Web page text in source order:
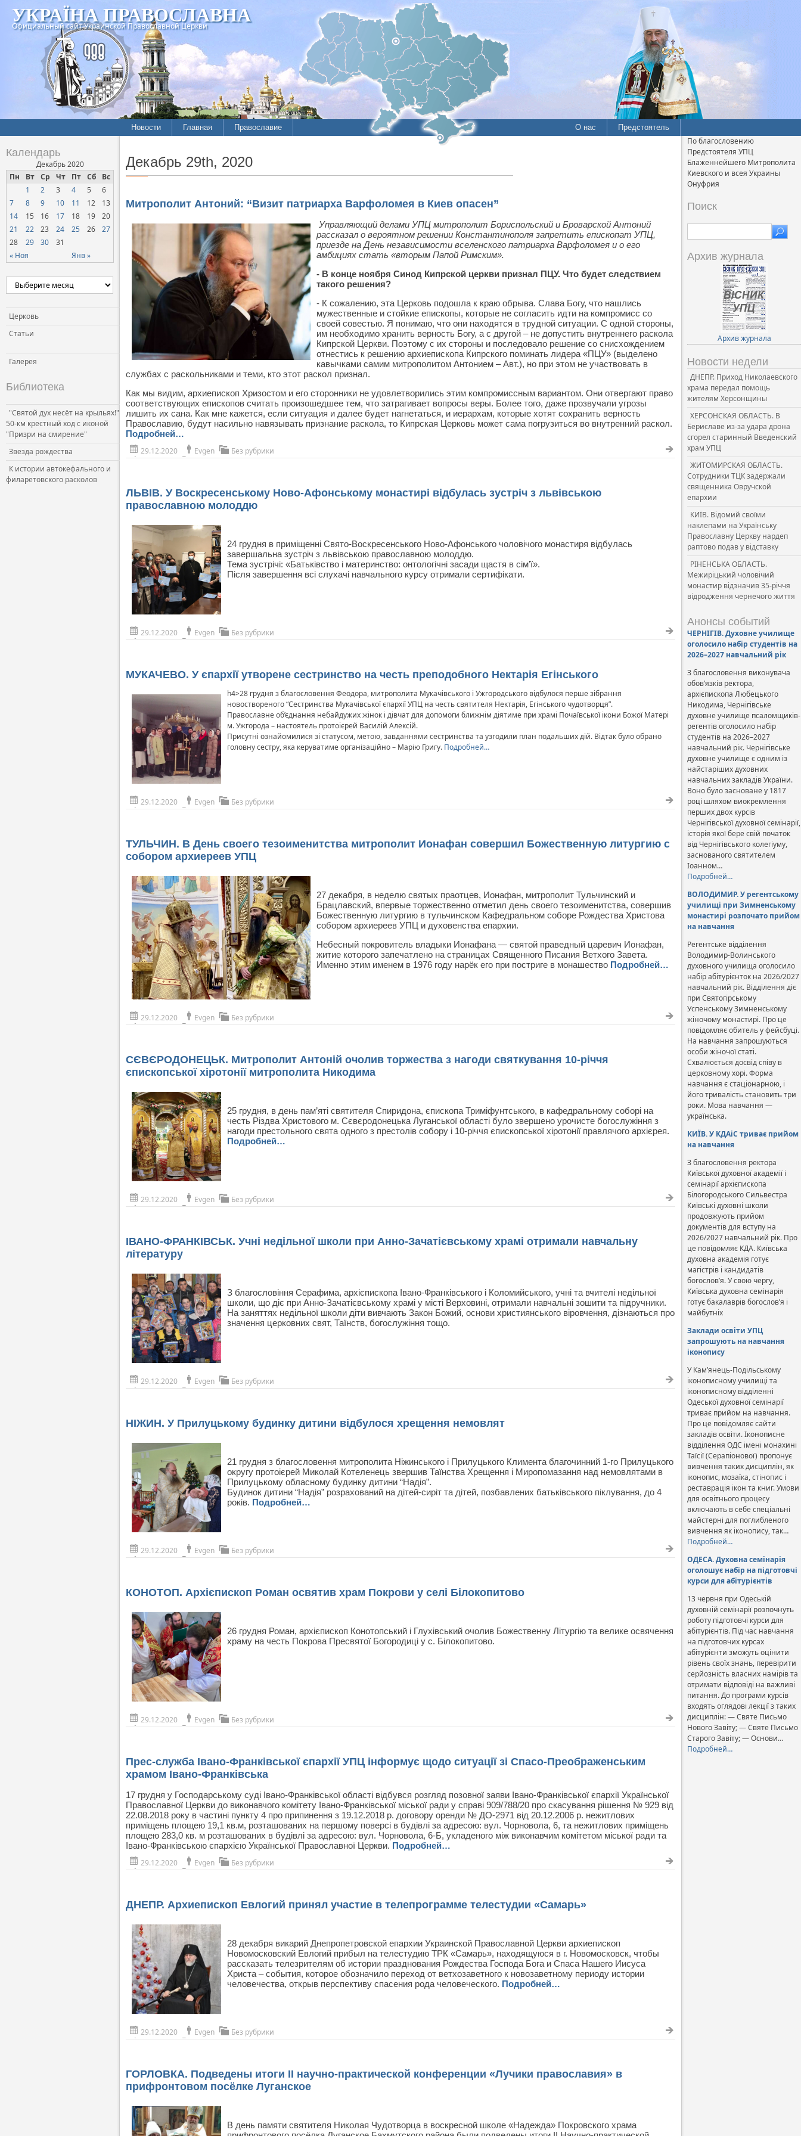
УКРАЇНА ПРАВОСЛАВНА
Официальный сайт Украинской Православной Церкви
Новости Главная Православие О нас Предстоятель
Календарь
Декабрь 2020
Пн
Вт Ср Чт Пт Сб Вс
« Ноя Янв »
1 2 3 4 5
6
7
8 9 10 11 12
13
14
15 16 17 18 19
20
21
22 23 24 25 26
27
28
29 30 31
Церковь
Статьи
Галерея
Библиотека
"Святой дух несёт на крыльях!"
50-км крестный ход с иконой
"Призри на смирение"
Звезда рождества
К истории автокефального и
филаретовского расколов
Декабрь 29th, 2020
Митрополит Антоний: “Визит патриарха Варфоломея в Киев опасен”
Управляющий делами УПЦ митрополит Бориспольский и Броварской Антоний
рассказал о вероятном решении Константинополя запретить епископат УПЦ,
приезде на День независимости вселенского патриарха Варфоломея и о его
амбициях стать «вторым Папой Римским».
- В конце ноября Синод Кипрской церкви признал ПЦУ. Что будет следствием
такого решения?
- К сожалению, эта Церковь подошла к краю обрыва. Слава Богу, что нашлись
мужественные и стойкие епископы, которые не согласить идти на компромисс со
своей совестью. Я понимаю, что они находятся в трудной ситуации. С одной стороны,
им необходимо хранить верность Богу, а с другой – не допустить внутреннего раскола
Кипрской Церкви. Поэтому с их стороны и последовало решение со снисхождением
отнестись к решению архиепископа Кипрского поминать лидера «ПЦУ» (выделено
кавычками самим митрополитом Антонием – Авт.), но при этом не участвовать в
службах с раскольниками и теми, кто этот раскол признал.
Как мы видим, архиепископ Хризостом и его сторонники не удовлетворились этим компромиссным вариантом. Они отвергают право
соответствующих епископов считать произошедшее тем, что затрагивает вопросы веры. Более того, даже прозвучали угрозы
лишить их сана. Как мне кажется, если ситуация и далее будет нагнетаться, и иерархам, которые хотят сохранить верность
Православию, будут насильно навязывать признание раскола, то Кипрская Церковь может сама погрузиться во внутренний раскол.
Подробней…
29.12.2020
Evgen Без рубрики
ЛЬВІВ. У Воскресенському Ново-Афонському монастирі відбулась зустріч з львівською
православною молоддю
24 грудня в приміщенні Свято-Воскресенського Ново-Афонського чоловічого монастиря відбулась
завершальна зустріч з львівською православною молоддю.
Тема зустрічі: «Батьківство і материнство: онтологічні засади щастя в сім’ї».
Після завершення всі слухачі навчального курсу отримали сертифікати.
29.12.2020 Evgen Без рубрики
МУКАЧЕВО. У єпархії утворене сестринство на честь преподобного Нектарія Егінського
h4>28 грудня з благословення Феодора, митрополита Мукачівського і Ужгородського відбулося перше зібрання
новоствореного “Сестринства Мукачівської єпархії УПЦ на честь святителя Нектарія, Егінського чудотворця”.
Православне об’єднання небайдужих жінок і дівчат для допомоги ближнім діятиме при храмі Почаївської ікони Божої Матері
м. Ужгорода – настоятель протоієрей Василій Алексій.
Присутні ознайомилися зі статусом, метою, завданнями сестринства та узгодили план подальших дій. Відтак було обрано
головну сестру, яка керуватиме організаційно – Марію Григу. Подробней…
29.12.2020 Evgen Без рубрики
ТУЛЬЧИН. В День своего тезоименитства митрополит Ионафан совершил Божественную литургию с
собором архиереев УПЦ
27 декабря, в неделю святых праотцев, Ионафан, митрополит Тульчинский и
Брацлавский, впервые торжественно отметил день своего тезоименитства, совершив
Божественную литургию в тульчинском Кафедральном соборе Рождества Христова
собором архиереев УПЦ и духовенства епархии.
Небесный покровитель владыки Ионафана — святой праведный царевич Ионафан,
житие которого запечатлено на страницах Священного Писания Ветхого Завета.
Именно этим именем в 1976 году нарёк его при постриге в монашество Подробней…
29.12.2020 Evgen Без рубрики
СЄВЄРОДОНЕЦЬК. Митрополит Антоній очолив торжества з нагоди святкування 10-річчя
єпископської хіротонії митрополита Никодима
25 грудня, в день пам’яті святителя Спиридона, єпископа Триміфунтського, в кафедральному соборі на
честь Різдва Христового м. Сєвєродонецька Луганської області було звершено урочисте богослужіння з
нагоди престольного свята одного з престолів собору і 10-річчя єпископської хіротонії правлячого архієрея.
Подробней…
29.12.2020 Evgen Без рубрики
ІВАНО-ФРАНКІВСЬК. Учні недільної школи при Анно-Зачатієвському храмі отримали навчальну
літературу
З благословіння Серафима, архієпископа Івано-Франківського і Коломийського, учні та вчителі недільної
школи, що діє при Анно-Зачатієвському храмі у місті Верховині, отримали навчальні зошити та підручники.
На заняттях недільної школи діти вивчають Закон Божий, основи християнського віровчення, дізнаються про
значення церковних свят, Таїнств, богослужіння тощо.
29.12.2020 Evgen Без рубрики
НІЖИН. У Прилуцькому будинку дитини відбулося хрещення немовлят
21 грудня з благословення митрополита Ніжинського і Прилуцького Климента благочинний 1-го Прилуцького
округу протоієрей Миколай Котеленець звершив Таїнства Хрещення і Миропомазання над немовлятами в
Прилуцькому обласному будинку дитини “Надія”.
Будинок дитини “Надія” розрахований на дітей-сиріт та дітей, позбавлених батьківського піклування, до 4
років. Подробней…
29.12.2020 Evgen Без рубрики
КОНОТОП. Архієпископ Роман освятив храм Покрови у селі Білокопитово
26 грудня Роман, архієпископ Конотопський і Глухівський очолив Божественну Літургію та велике освячення
храму на честь Покрова Пресвятої Богородиці у с. Білокопитово.
29.12.2020 Evgen Без рубрики
Прес-служба Івано-Франківської єпархії УПЦ інформує щодо ситуації зі Спасо-Преображенським
храмом Івано-Франківська
17 грудня у Господарському суді Івано-Франківської області відбувся розгляд позовної заяви Івано-Франківської єпархії Української
Православної Церкви до виконавчого комітету Івано-Франківської міської ради у справі 909/788/20 про скасування рішення № 929 від
22.08.2018 року в частині пункту 4 про припинення з 19.12.2018 р. договору оренди № ДО-2971 від 20.12.2006 р. нежитлових
приміщень площею 19,1 кв.м, розташованих на першому поверсі в будівлі за адресою: вул. Чорновола, 6, та нежитлових приміщень
площею 283,0 кв. м розташованих в будівлі за адресою: вул. Чорновола, 6-Б, укладеного між виконавчим комітетом міської ради та
Івано-Франківською єпархією Української Православної Церкви. Подробней…
29.12.2020
Evgen Без рубрики
ДНЕПР. Архиепископ Евлогий принял участие в телепрограмме телестудии «Самарь»
28 декабря викарий Днепропетровской епархии Украинской Православной Церкви архиепископ
Новомосковский Евлогий прибыл на телестудию ТРК «Самарь», находящуюся в г. Новомосковск, чтобы
рассказать телезрителям об истории празднования Рождества Господа Бога и Спаса Нашего Иисуса
Христа – события, которое обозначило переход от ветхозаветного к новозаветному периоду истории
человечества, открыв перспективу спасения рода человеческого. Подробней…
29.12.2020 Evgen Без рубрики
ГОРЛОВКА. Подведены итоги II научно-практической конференции «Лучики православия» в
прифронтовом посёлке Луганское
В день памяти святителя Николая Чудотворца в воскресной школе «Надежда» Покровского храма
По благословению
Предстоятеля УПЦ
Блаженнейшего Митрополита
Киевского и всея Украины
Онуфрия
Поиск
Архив журнала
Архив журнала
Новости недели
ДНЕПР. Приход Николаевского
храма передал помощь
жителям Херсонщины
ХЕРСОНСКАЯ ОБЛАСТЬ. В
Бериславе из-за удара дрона
сгорел старинный Введенский
храм УПЦ
ЖИТОМИРСКАЯ ОБЛАСТЬ.
Сотрудники ТЦК задержали
священника Овручской
епархии
КИЇВ. Відомий своїми
наклепами на Українську
Православну Церкву нардеп
раптово подав у відставку
РІНЕНСЬКА ОБЛАСТЬ.
Межиріцький чоловічий
монастир відзначив 35-річчя
відродження чернечого життя
Анонсы событий
ЧЕРНІГІВ. Духовне училище
оголосило набір студентів на
2026–2027 навчальний рік
З благословення виконувача
обов’язків ректора,
архієпископа Любецького
Никодима, Чернігівське
духовне училище псаломщиків-
регентів оголосило набір
студентів на 2026–2027
навчальний рік. Чернігівське
духовне училище є одним із
найстаріших духовних
навчальних закладів України.
Воно було засноване у 1817
році шляхом виокремлення
перших двох курсів
Чернігівської духовної семінарії,
історія якої бере свій початок
від Чернігівського колегіуму,
заснованого святителем
Іоанном…
Подробней…
ВОЛОДИМИР. У регентському
училищі при Зимненському
монастирі розпочато прийом
на навчання
Регентське відділення
Володимир-Волинського
духовного училища оголосило
набір абітурієнток на 2026/2027
навчальний рік. Відділення діє
при Святогірському
Успенському Зимненському
жіночому монастирі. Про це
повідомляє обитель у фейсбуці.
На навчання запрошуються
особи жіночої статі.
Схвалюється досвід співу в
церковному хорі. Форма
навчання є стаціонарною, і
його тривалість становить три
роки. Мова навчання —
українська.
КИЇВ. У КДАіС триває прийом
на навчання
З благословення ректора
Київської духовної академії і
семінарії архієпископа
Білогородського Сильвестра
Київські духовні школи
продовжують прийом
документів для вступу на
2026/2027 навчальний рік. Про
це повідомляє КДА. Київська
духовна академія готує
магістрів і кандидатів
богослов’я. У свою чергу,
Київська духовна семінарія
готує бакалаврів богослов’я і
майбутніх
Заклади освіти УПЦ
запрошують на навчання
іконопису
У Кам’янець-Подільському
іконописному училищі та
іконописному відділенні
Одеської духовної семінарії
триває прийом на навчання.
Про це повідомляє сайти
закладів освіти. Іконописне
відділення ОДС імені монахині
Таїсії (Серапіонової) пропонує
вивчення таких дисциплін, як
іконопис, мозаїка, стінопис і
реставрація ікон та книг. Умови
для освітнього процесу
включають в себе спеціальні
майстерні для поглибленого
вивчення як іконопису, так…
Подробней…
ОДЕСА. Духовна семінарія
оголошує набір на підготовчі
курси для абітурієнтів
13 червня при Одеській
духовній семінарії розпочнуть
роботу підготовчі курси для
абітурієнтів. Під час навчання
на підготовчих курсах
абітурієнти зможуть оцінити
рівень своїх знань, перевірити
серйозність власних намірів та
отримати відповіді на важливі
питання. До програми курсів
входять оглядові лекції з таких
дисциплін: — Святе Письмо
Нового Завіту; — Святе Письмо
Старого Завіту; — Основи…
Подробней…